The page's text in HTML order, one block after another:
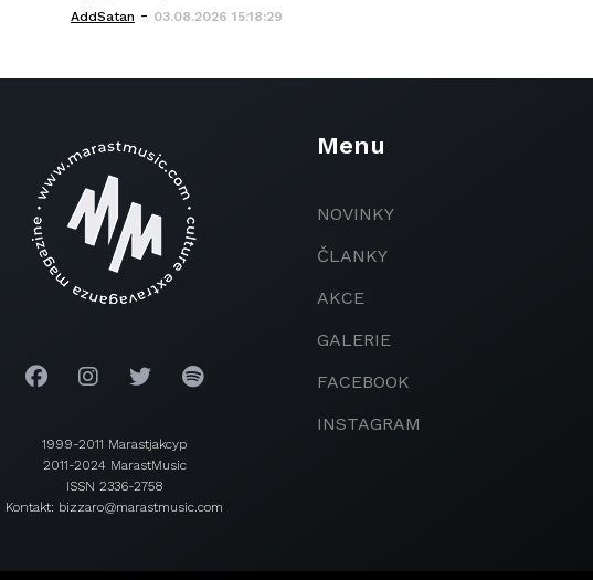
AddSatan - 03.08.2026 15:18:29
1999-2011 Marastjakcyp
2011-2024 MarastMusic
ISSN 2336-2758
Kontakt: bizzaro@marastmusic.com
Menu
NOVINKY
ČLANKY
AKCE
GALERIE
FACEBOOK
INSTAGRAM